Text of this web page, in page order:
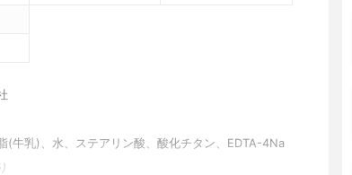
(牛乳)、水、ステアリン酸、酸化チタン、EDTA-4Na